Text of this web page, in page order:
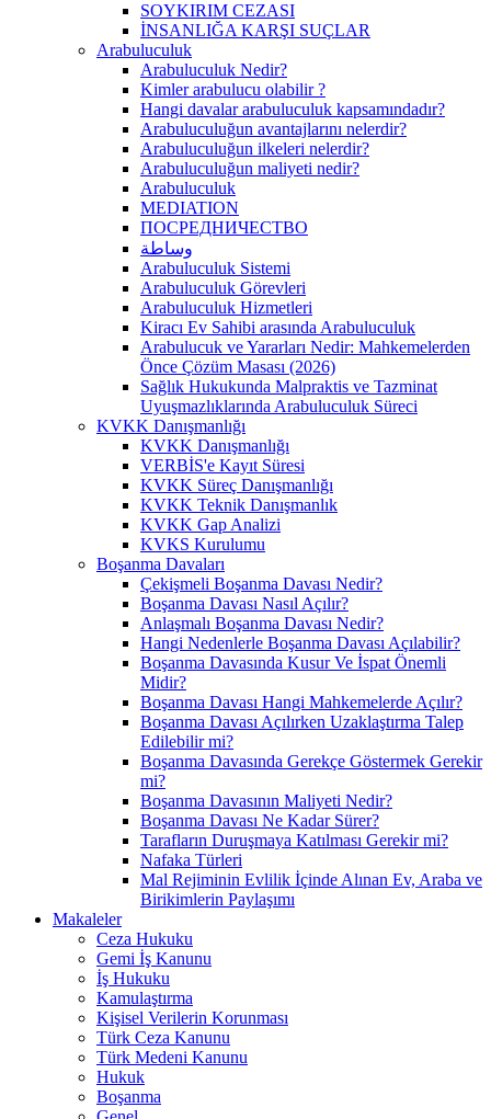
SOYKIRIM CEZASI
İNSANLIĞA KARŞI SUÇLAR
Arabuluculuk
Arabuluculuk Nedir?
Kimler arabulucu olabilir ?
Hangi davalar arabuluculuk kapsamındadır?
Arabuluculuğun avantajlarını nelerdir?
Arabuluculuğun ilkeleri nelerdir?
Arabuluculuğun maliyeti nedir?
Arabuluculuk
MEDIATION
ПОСРЕДНИЧЕСТВО
وساطة
Arabuluculuk Sistemi
Arabuluculuk Görevleri
Arabuluculuk Hizmetleri
Kiracı Ev Sahibi arasında Arabuluculuk
Arabulucuk ve Yararları Nedir: Mahkemelerden
Önce Çözüm Masası (2026)
Sağlık Hukukunda Malpraktis ve Tazminat
Uyuşmazlıklarında Arabuluculuk Süreci
KVKK Danışmanlığı
KVKK Danışmanlığı
VERBİS'e Kayıt Süresi
KVKK Süreç Danışmanlığı
KVKK Teknik Danışmanlık
KVKK Gap Analizi
KVKS Kurulumu
Boşanma Davaları
Çekişmeli Boşanma Davası Nedir?
Boşanma Davası Nasıl Açılır?
Anlaşmalı Boşanma Davası Nedir?
Hangi Nedenlerle Boşanma Davası Açılabilir?
Boşanma Davasında Kusur Ve İspat Önemli
Midir?
Boşanma Davası Hangi Mahkemelerde Açılır?
Boşanma Davası Açılırken Uzaklaştırma Talep
Edilebilir mi?
Boşanma Davasında Gerekçe Göstermek Gerekir
mi?
Boşanma Davasının Maliyeti Nedir?
Boşanma Davası Ne Kadar Sürer?
Tarafların Duruşmaya Katılması Gerekir mi?
Nafaka Türleri
Mal Rejiminin Evlilik İçinde Alınan Ev, Araba ve
Birikimlerin Paylaşımı
Makaleler
Ceza Hukuku
Gemi İş Kanunu
İş Hukuku
Kamulaştırma
Kişisel Verilerin Korunması
Türk Ceza Kanunu
Türk Medeni Kanunu
Hukuk
Boşanma